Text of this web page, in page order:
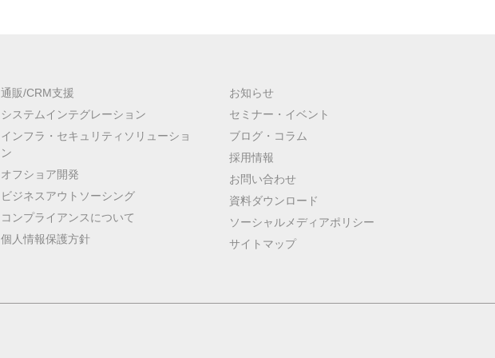
通販/CRM支援
システムインテグレーション
インフラ・セキュリティソリューショ
ン
オフショア開発
ビジネスアウトソーシング
コンプライアンスについて
個人情報保護方針
お知らせ
セミナー・イベント
ブログ・コラム
採用情報
お問い合わせ
資料ダウンロード
ソーシャルメディアポリシー
サイトマップ